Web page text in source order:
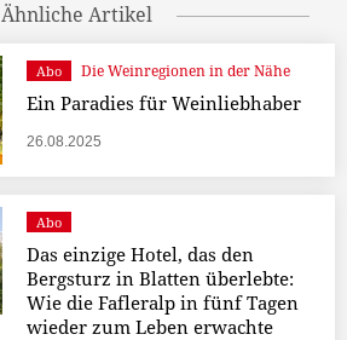
Ähnliche Artikel
Abo Die Weinregionen in der Nähe
Ein Paradies für Weinliebhaber
26.08.2025
Abo
Das einzige Hotel, das den
Bergsturz in Blatten überlebte:
Wie die Fafleralp in fünf Tagen
wieder zum Leben erwachte